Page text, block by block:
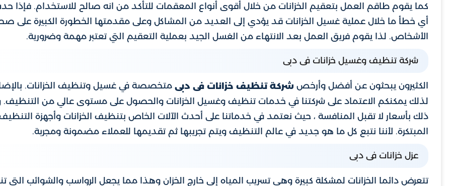
كما يقوم طاقم العمل بتعقيم الخزانات من خلال أقوى أنواع المعقمات للتأكد من انه صالح للاستخدام. فإذا
أي خطأ ما خلال عملية غسيل الخزانات قد يؤدي إلى العديد من المشاكل وعلى مقدمتها الخطورة الكبيرة على
الأشخاص. لذا يقوم فريق العمل بعد الانتهاء من الغسل الجيد بعملية التعقيم التي تعتبر مهمة وضرورية.
شركة تنظيف وغسيل خزانات فى دبى
الكثيرون يبحثون عن أفضل وأرخص شركة تنظيف خزانات فى دبى متخصصة في غسيل وتنظيف الخزانات.
لذلك يمكنكم الاعتماد على شركتنا في خدمات تنظيف وغسيل الخزانات والحصول على مستوى عالي من التنظيف.
ذلك بأسعار لا تقبل المنافسة ، حيث نعتمد في خدماتنا على أحدث الآلات الخاص بتنظيف الخزانات وأجهزة
المبتكرة. لأننا نتبع كل ما هو جديد في عالم التنظيف ويتم تجريبها ثم تقديمها للعملاء مضمونة ومجربة.
عزل خزانات فى دبى
تتعرض دائما الخزانات لمشكلة كبيرة وهي تسريب المياه إلى خارج الخزان وهذا مما يجعل الرواسب والشوائب التي